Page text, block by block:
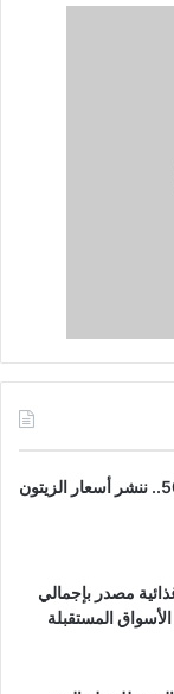
التفاحي بـ 110 والمنزنيلو بـ 50.. ننشر أسعار الزيتون
4300 رسالة غذائية مصدر بإجمالي